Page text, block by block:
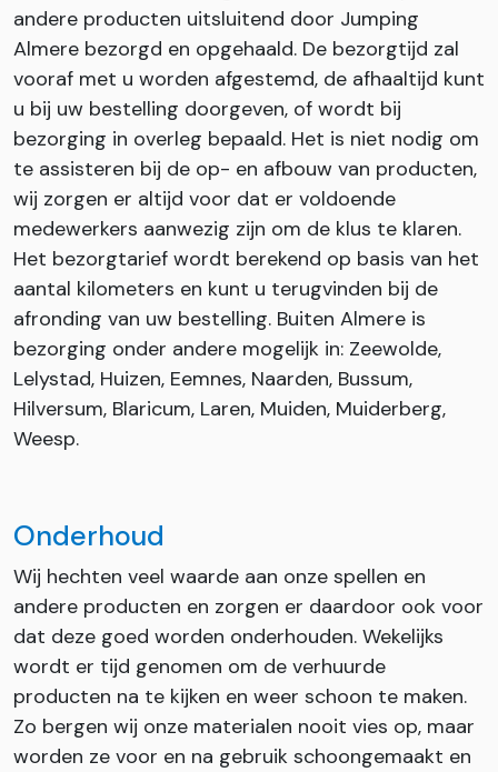
andere producten uitsluitend door Jumping
Almere bezorgd en opgehaald. De bezorgtijd zal
vooraf met u worden afgestemd, de afhaaltijd kunt
u bij uw bestelling doorgeven, of wordt bij
bezorging in overleg bepaald. Het is niet nodig om
te assisteren bij de op- en afbouw van producten,
wij zorgen er altijd voor dat er voldoende
medewerkers aanwezig zijn om de klus te klaren.
Het bezorgtarief wordt berekend op basis van het
aantal kilometers en kunt u terugvinden bij de
afronding van uw bestelling. Buiten Almere is
bezorging onder andere mogelijk in: Zeewolde,
Lelystad, Huizen, Eemnes, Naarden, Bussum,
Hilversum, Blaricum, Laren, Muiden, Muiderberg,
Weesp.
Onderhoud
Wij hechten veel waarde aan onze spellen en
andere producten en zorgen er daardoor ook voor
dat deze goed worden onderhouden. Wekelijks
wordt er tijd genomen om de verhuurde
producten na te kijken en weer schoon te maken.
Zo bergen wij onze materialen nooit vies op, maar
worden ze voor en na gebruik schoongemaakt en